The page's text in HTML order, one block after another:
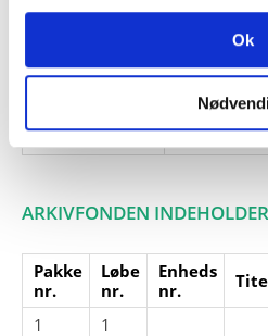
Ok
Henvisninger
fonde:
Personer:
ARKIVFONDEN
Pakke
nr.
Løbe
nr.
Enheds
nr.
1
1